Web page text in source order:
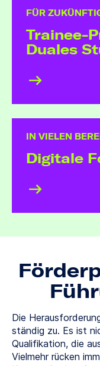
FÜR
Trainee-
Duales
IN VIELEN
Digitale
Die
ständig zu. Es ist
Qualifikation, die
Vielmehr rücken